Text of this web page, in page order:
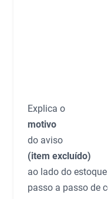
Explica o
motivo
do aviso
(item excluído)
ao lado do
passo a passo de